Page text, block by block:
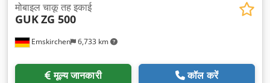
Emskirchen 6,733 km
मोबाइल चाकू तह इकाई
GUKZG 500
मूल्य जानकारी कॉल करें